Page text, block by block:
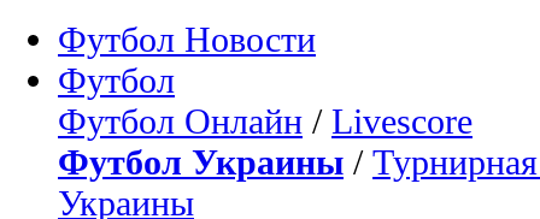
Футбол Новости
Футбол
Футбол Онлайн / Livescore
Футбол Украины /
Украины